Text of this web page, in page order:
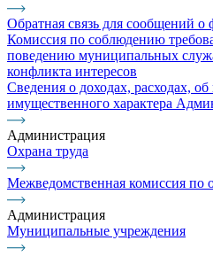
Обратная связь для сообщений о
Комиссия по соблюдению
поведению муниципальных
конфликта интересов
Сведения о доходах, расходах,
имущественного характера
Администрация
Охрана труда
Межведомственная комиссия по
Администрация
Муниципальные учреждения